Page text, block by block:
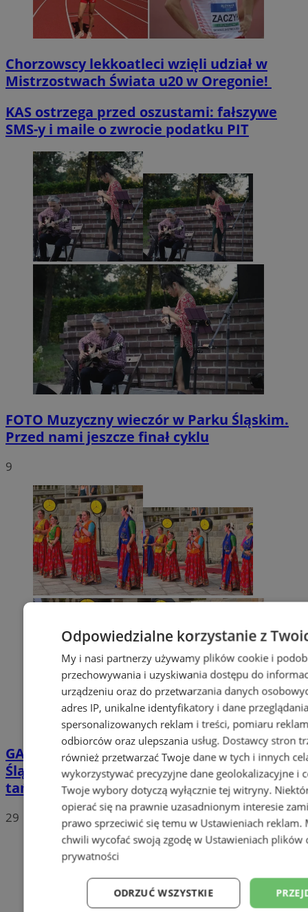
Chorzowscy lekkoatleci wzięli udział w
Mistrzostwach Świata u20 w Oregonie!
KAS ostrzega przed oszustami: fałszywe
SMS-y i maile o zwrocie podatku PIT
FOTO Muzyczny wieczór w Parku Śląskim.
Przed nami jeszcze finał cyklu
9
GALERIAIndyjskie Opowieści w Parku
Śląskim za nami. Kolorowa niedziela pełna
tańca
29
Odpowiedzialne korzystanie z
My i nasi partnerzy używamy plików cookie i
przechowywania i uzyskiwania dostępu do
urządzeniu oraz do przetwarzania danych
adres IP, unikalne identyfikatory i dane
spersonalizowanych reklam i treści, pomiaru
odbiorców oraz ulepszania usług. Dostawcy stron
również przetwarzać Twoje dane w tych i innych
wykorzystywać precyzyjne dane geolokalizacyjne i
Twoje wybory dotyczą wyłącznie tej witryny.
opierać się na prawnie uzasadnionym interesie
prawo sprzeciwić się temu w Ustawieniach reklam.
chwili wycofać swoją zgodę w Ustawieniach plików
prywatności
ODRZUĆ WSZYSTKIE